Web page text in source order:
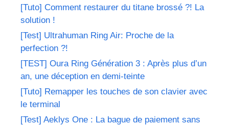
[Tuto] Comment restaurer du titane brossé ?! La
solution !
[Test] Ultrahuman Ring Air: Proche de la
perfection ?!
[TEST] Oura Ring Génération 3 : Après plus d’un
an, une déception en demi-teinte
[Tuto] Remapper les touches de son clavier avec
le terminal
[Test] Aeklys One : La bague de paiement sans